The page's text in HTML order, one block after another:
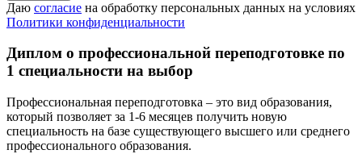
Даю согласие на обработку персональных данных на условиях
Политики конфиденциальности
Диплом о профессиональной переподготовке по
1 специальности на выбор
Профессиональная переподготовка – это вид образования,
который позволяет за 1-6 месяцев получить новую
специальность на базе существующего высшего или среднего
профессионального образования.